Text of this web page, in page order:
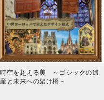
時空を超える美 ～ゴシックの遺
産と未来への架け橋～